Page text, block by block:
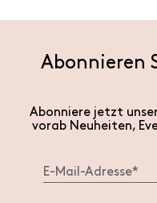
Abonnieren
Abonniere jetzt
vorab Neuheiten,